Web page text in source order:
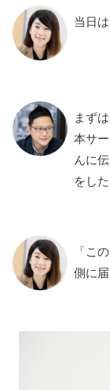
当日
まず
本サ
んに
をし
「こ
側に